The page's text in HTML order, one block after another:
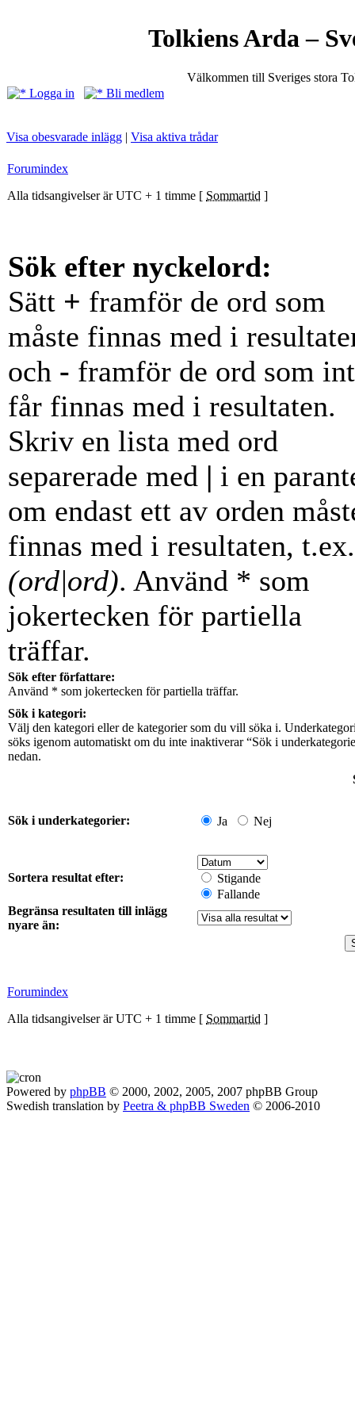
Tolkiens Arda –
Välkommen till Sveriges stora
Logga in
Bli medlem
Visa obesvarade inlägg | Visa aktiva trådar
Forumindex
Alla tidsangivelser är UTC + 1 timme [ Sommartid ]
Sök efter nyckelord:
Sätt + framför de ord som
måste finnas med i
och - framför de ord som
får finnas med i resultaten.
Skriv en lista med ord
separerade med | i en
om endast ett av orden
finnas med i resultaten, t.ex.
(ord|ord). Använd * som
jokertecken för partiella
träffar.
Sök efter författare:
Använd * som jokertecken för partiella träffar.
Sök i kategori:
Välj den kategori eller de kategorier som du vill söka i.
söks igenom automatiskt om du inte inaktiverar “Sök i
nedan.
Sök i underkategorier: Ja Nej
Sortera resultat efter:
Stigande
Fallande
Begränsa resultaten till inlägg
nyare än:
Forumindex
Alla tidsangivelser är UTC + 1 timme [ Sommartid ]
Powered by phpBB © 2000, 2002, 2005, 2007 phpBB Group
Swedish translation by Peetra & phpBB Sweden © 2006-2010